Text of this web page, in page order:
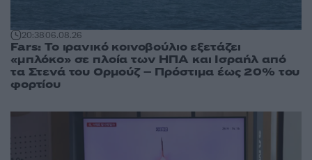
20:3806.08.26
Fars: Το ιρανικό κοινοβούλιο εξετάζει
«μπλόκο» σε πλοία των ΗΠΑ και Ισραήλ από
τα Στενά του Ορμούζ – Πρόστιμα έως 20% του
φορτίου